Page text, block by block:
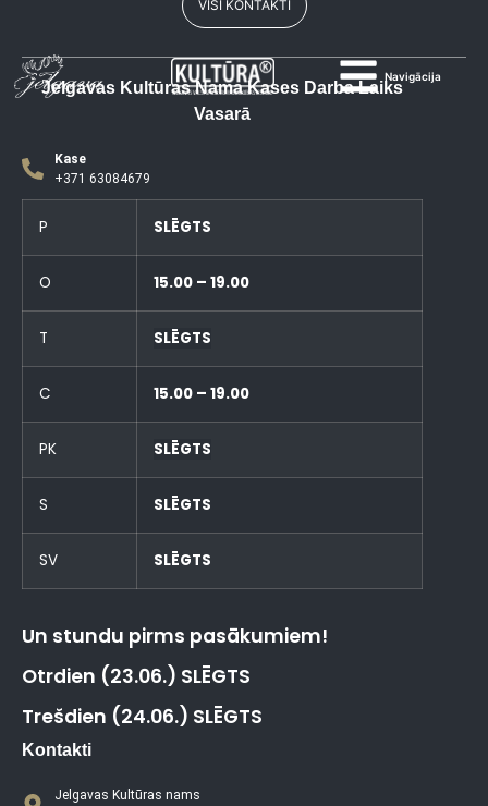
Navigācija
VISI KONTAKTI
Jelgavas Kultūras Nama Kases Darba Laiks
Vasarā
Kase
+371 63084679
P SLĒGTS
O 15.00 – 19.00
T SLĒGTS
C 15.00 – 19.00
PK SLĒGTS
S SLĒGTS
SV SLĒGTS
Un stundu pirms pasākumiem!
Otrdien (23.06.) SLĒGTS
Trešdien (24.06.) SLĒGTS
Kontakti
Jelgavas Kultūras nams